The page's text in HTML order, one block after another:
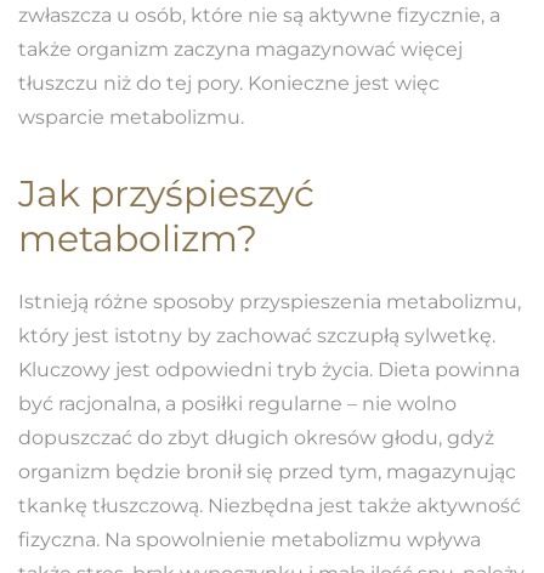
zwłaszcza u osób, które nie są aktywne fizycznie, a
także organizm zaczyna magazynować więcej
tłuszczu niż do tej pory. Konieczne jest więc
wsparcie metabolizmu.
Jak przyśpieszyć
metabolizm?
Istnieją różne sposoby przyspieszenia metabolizmu,
który jest istotny by zachować szczupłą sylwetkę.
Kluczowy jest odpowiedni tryb życia. Dieta powinna
być racjonalna, a posiłki regularne – nie wolno
dopuszczać do zbyt długich okresów głodu, gdyż
organizm będzie bronił się przed tym, magazynując
tkankę tłuszczową. Niezbędna jest także aktywność
fizyczna. Na spowolnienie metabolizmu wpływa